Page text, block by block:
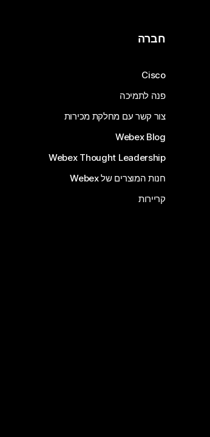
חברה
Cisco
פנה לתמיכה
צור קשר עם מחלקת מכירות
Webex Blog
Webex Thought Leadership
חנות המוצרים של Webex
קריירות